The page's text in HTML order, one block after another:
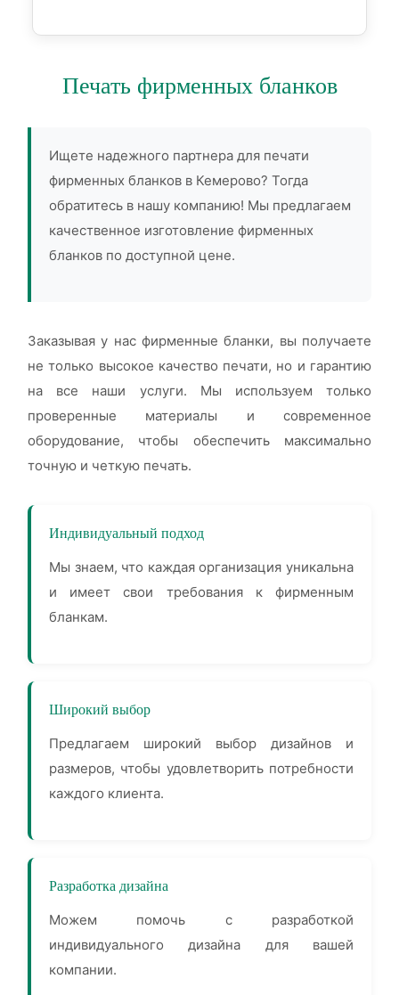
Печать фирменных бланков
Ищете надежного партнера для печати
фирменных бланков в Кемерово? Тогда
обратитесь в нашу компанию! Мы предлагаем
качественное изготовление фирменных
бланков по доступной цене.
Заказывая у нас фирменные бланки, вы получаете
не только высокое качество печати, но и гарантию
на все наши услуги. Мы используем только
проверенные материалы и современное
оборудование, чтобы обеспечить максимально
точную и четкую печать.
Индивидуальный подход
Мы знаем, что каждая организация уникальна
и имеет свои требования к фирменным
бланкам.
Широкий выбор
Предлагаем широкий выбор дизайнов и
размеров, чтобы удовлетворить потребности
каждого клиента.
Разработка дизайна
Можем помочь с разработкой
индивидуального дизайна для вашей
компании.